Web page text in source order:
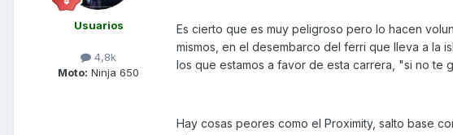
Usuarios
4,8k
Moto: Ninja 650
Es cierto que es muy peligroso pero lo hacen
mismos, en el desembarco del ferri que lleva a la
los que estamos a favor de esta carrera, "si no te
Hay cosas peores como el Proximity, salto base